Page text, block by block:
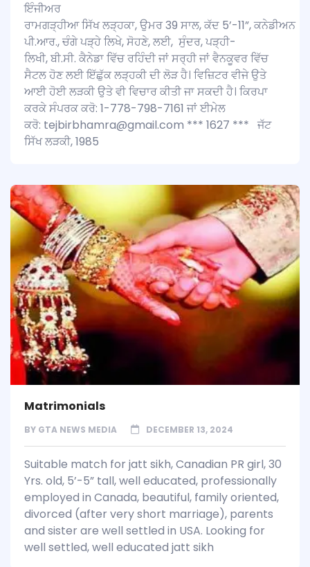
ਇੰਜੀਅਰ
ਰਾਮਗੜ੍ਹੀਆ ਸਿੱਖ ਲੜ੍ਹਕਾ, ਉਮਰ 39 ਸਾਲ, ਕੱਦ 5’-11”, ਕਨੇਡੀਅਨ
ਪੀ.ਆਰ., ਚੰਗੇ ਪੜ੍ਹੇ ਲਿਖੇ, ਸੋਹਣੇ, ਲਈ, ਸੁੰਦਰ, ਪੜ੍ਹੀ-
ਲਿਖੀ, ਬੀ.ਸੀ. ਕੈਨੇਡਾ ਵਿੱਚ ਰਹਿੰਦੀ ਜਾਂ ਸਰ੍ਹੀ ਜਾਂ ਵੈਨਕੂਵਰ ਵਿੱਚ
ਸੈਟਲ ਹੋਣ ਲਈ ਇੱਛੁੱਕ ਲੜ੍ਹਕੀ ਦੀ ਲੋੜ ਹੈ। ਵਿਜ਼ਿਟਰ ਵੀਜੇ ਉਤੇ
ਆਈ ਹੋਈ ਲੜਕੀ ਉਤੇ ਵੀ ਵਿਚਾਰ ਕੀਤੀ ਜਾ ਸਕਦੀ ਹੈ। ਕਿਰਪਾ
ਕਰਕੇ ਸੰਪਰਕ ਕਰੋ: 1-778-798-7161 ਜਾਂ ਈਮੇਲ
ਕਰੋ: tejbirbhamra@gmail.com *** 1627 *** ਜੱਟ
ਸਿੱਖ ਲੜਕੀ, 1985
Matrimonials
BY GTA NEWS MEDIA DECEMBER 13, 2024
Suitable match for jatt sikh, Canadian PR girl, 30
Yrs. old, 5’-5” tall, well educated, professionally
employed in Canada, beautiful, family oriented,
divorced (after very short marriage), parents
and sister are well settled in USA. Looking for
well settled, well educated jatt sikh